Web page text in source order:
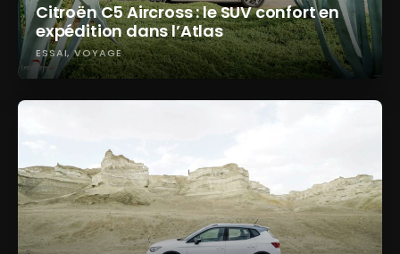
Citroën C5 Aircross : le SUV confort en
expédition dans l’Atlas
ESSAI VOYAGE